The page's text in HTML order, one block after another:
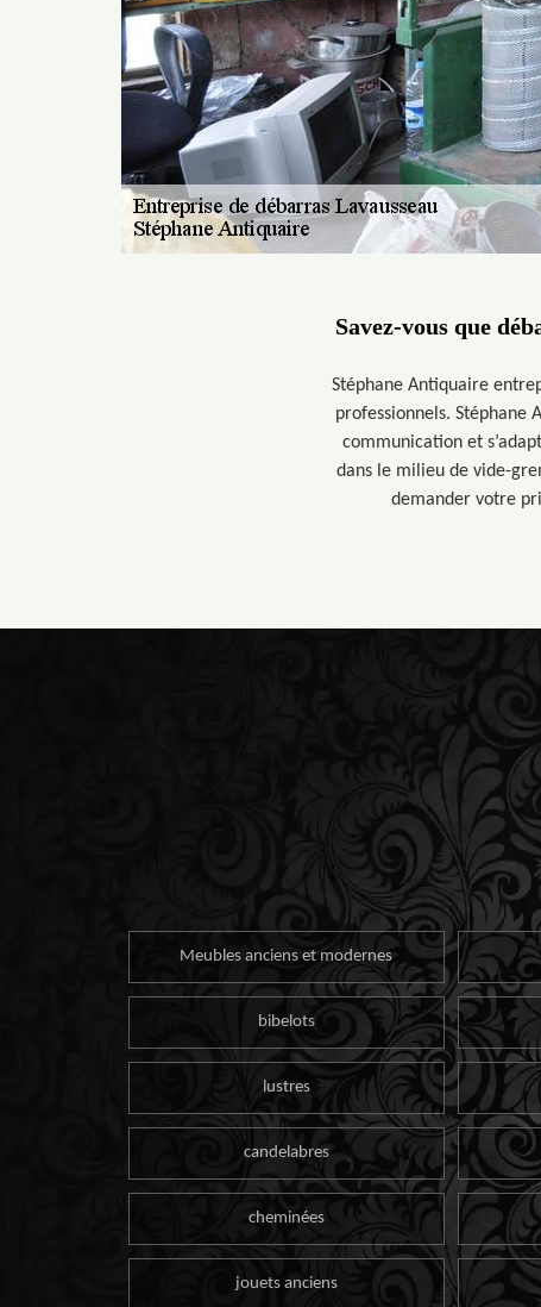
Savez-vous que
Stéphane Antiquaire
professionnels. Stéphane
communication et
dans le milieu de vide-
demander votre
Meubles anciens et modernes
bibelots
lustres
candelabres
cheminées
jouets anciens